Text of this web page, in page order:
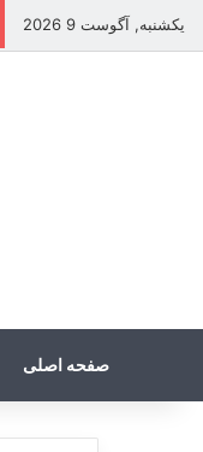
یکشنبه, آگوست 9 2026
صفحه اصلی